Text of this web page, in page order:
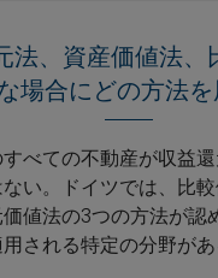
法、資産価値法
場合にどの方法を
べての不動産が収益
い。ドイツでは、比
値法の3つの方法が認
される特定の分野があ